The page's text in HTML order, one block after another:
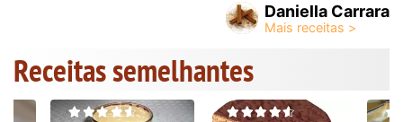
Daniella Carrara
Receitas semelhantes